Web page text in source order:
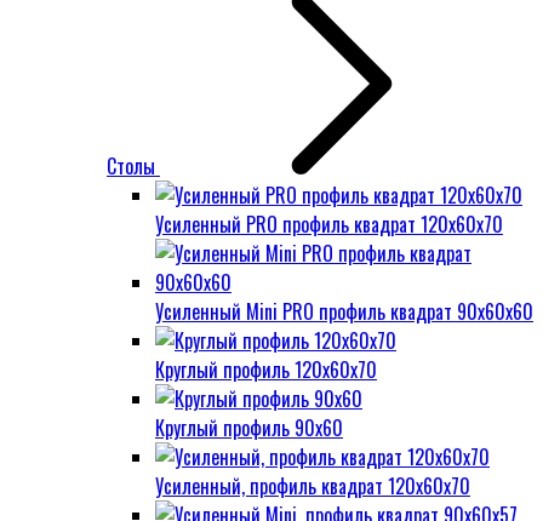
Столы
Усиленный PRO профиль квадрат 120х60х70
Усиленный Mini PRO профиль квадрат 90х60х60
Круглый профиль 120х60х70
Круглый профиль 90х60
Усиленный, профиль квадрат 120х60х70